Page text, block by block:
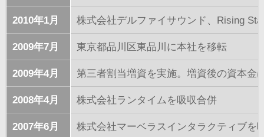
ト
2010年1月 株式会社デルファイサウンド、Rising
2009年7月 東京都品川区東品川に本社を移転
2009年4月 第三者割当増資を実施。増資後の資本金
2008年4月 株式会社ランタイムを吸収合併
2007年6月 株式会社マーベラスインタラクティブを